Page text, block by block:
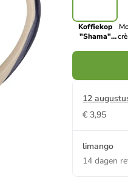
Koffiekop
"Shama"
12
€ 3,95
limango
14 dagen